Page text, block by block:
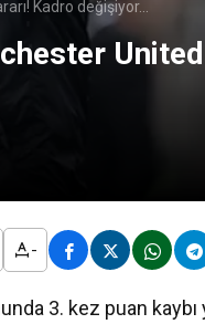
Kadro değişiyor…
United
-
3. kez puan kaybı